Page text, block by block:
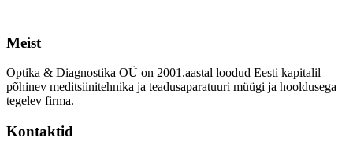
Meist
Optika & Diagnostika OÜ on 2001.aastal loodud Eesti kapitalil
põhinev meditsiinitehnika ja teadusaparatuuri müügi ja hooldusega
tegelev firma.
Kontaktid